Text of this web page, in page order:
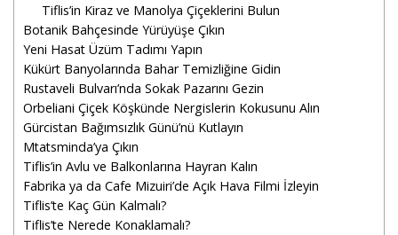
Tiflis’in Kiraz ve Manolya Çiçeklerini Bulun
Botanik Bahçesinde Yürüyüşe Çıkın
Yeni Hasat Üzüm Tadımı Yapın
Kükürt Banyolarında Bahar Temizliğine Gidin
Rustaveli Bulvarı’nda Sokak Pazarını Gezin
Orbeliani Çiçek Köşkünde Nergislerin Kokusunu Alın
Gürcistan Bağımsızlık Günü’nü Kutlayın
Mtatsminda’ya Çıkın
Tiflis’in Avlu ve Balkonlarına Hayran Kalın
Fabrika ya da Cafe Mizuiri’de Açık Hava Filmi İzleyin
Tiflis’te Kaç Gün Kalmalı?
Tiflis’te Nerede Konaklamalı?